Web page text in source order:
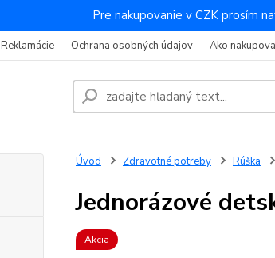
Pre nakupovanie v CZK prosím
Reklamácie Ochrana osobných údajov Ako
Úvod Zdravotné potreby Rúška
Jednorázové
Akcia